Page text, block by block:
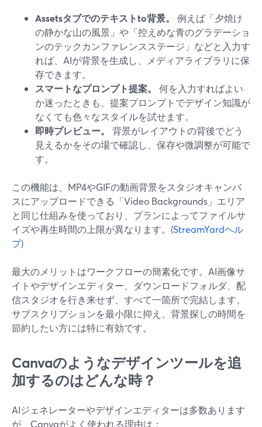
Assetsタブでのテキストto背景。
例えば「夕焼け
の静かな山の風景」や「控えめな青のグラデーショ
ンのテックカンファレンスステージ」などと入力す
れば、AIが背景を生成し、メディアライブラリに保
存できます。
スマートなプロンプト提案。
何を入力すればよい
か迷ったときも、提案プロンプトでデザイン知識が
なくても色々なスタイルを試せます。
即時プレビュー。
背景がレイアウトの背後でどう
見えるかをその場で確認し、保存や微調整が可能で
す。
この機能は、MP4やGIFの動画背景をスタジオキャンバ
スにアップロードできる「Video Backgrounds」エリア
と同じ仕組みを使っており、プランによってファイルサ
イズや再生時間の上限が異なります。(StreamYardヘル
プ)
最大のメリットはワークフローの簡素化です。AI画像サ
イトやデザインエディター、ダウンロードフォルダ、配
信スタジオを行き来せず、すべて一箇所で完結します。
サブスクリプションを最小限に抑え、背景探しの時間を
節約したい方には特に有効です。
Canvaのようなデザインツールを追
加するのはどんな時？
AIジェネレーターやデザインエディターは多数あります
が、Canvaがよく使われる理由は：